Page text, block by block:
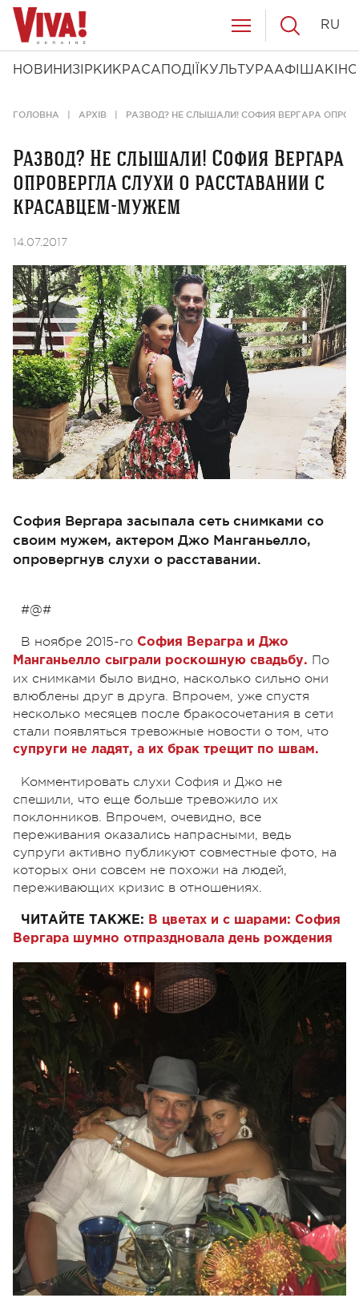
НОВИНИ ЗІРКИ КРАСА ПОДІЇ КУЛЬТУРААФІША КІНО
RU
ГОЛОВНА АРХІВ РАЗВОД? НЕ СЛЫШАЛИ! СОФИЯ ВЕРГАРА
Развод? Не слышали! София Вергара
опровергла слухи о расставании с
красавцем-мужем
14.07.2017
София Вергара засыпала сеть снимками со
своим мужем, актером Джо Манганьелло,
опровергнув слухи о расставании.
#@#
В ноябре 2015-го София Верагра и Джо
Манганьелло сыграли роскошную свадьбу. По
их снимками было видно, насколько сильно они
влюблены друг в друга. Впрочем, уже спустя
несколько месяцев после бракосочетания в сети
стали появляться тревожные новости о том, что
супруги не ладят, а их брак трещит по швам.
Комментировать слухи София и Джо не
спешили, что еще больше тревожило их
поклонников. Впрочем, очевидно, все
переживания оказались напрасными, ведь
супруги активно публикуют совместные фото, на
которых они совсем не похожи на людей,
переживающих кризис в отношениях.
ЧИТАЙТЕ ТАКЖЕ: В цветах и с шарами: София
Вергара шумно отпраздновала день рождения